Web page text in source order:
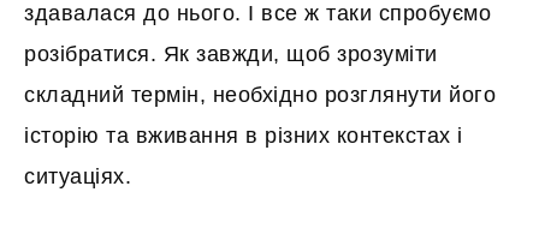
здавалася до нього. І все ж таки спробуємо
розібратися. Як завжди, щоб зрозуміти
складний термін, необхідно розглянути його
історію та вживання в різних контекстах і
ситуаціях.